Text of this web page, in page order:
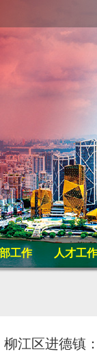
工作 人才工作
柳江区进德镇